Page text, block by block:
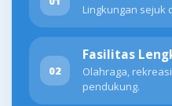
Lingkungan sejuk
02
Fasilitas
Olahraga,
pendukung.